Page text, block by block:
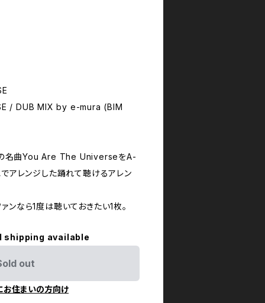
/ DUB MIX by e-mura (BIM
曲You Are The UniverseをA-
アレンジした踊れて聴けるアレン
ンなら1度は聴いておきたい1枚。
shipping available
out
お住まいの方向け